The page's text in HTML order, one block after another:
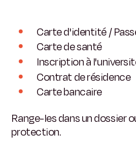
Carte d'identité /
Carte de santé
Inscription à
Contrat de résidence
Carte bancaire
Range-les dans un dossier
protection.